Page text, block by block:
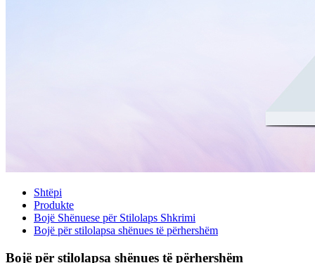
Shtëpi
Produkte
Bojë Shënuese për Stilolaps Shkrimi
Bojë për stilolapsa shënues të përhershëm
Bojë për stilolapsa shënues të përhershëm